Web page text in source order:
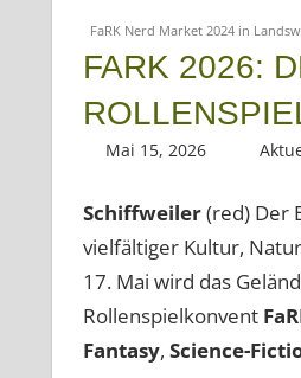
Dreiländereck
FaRK Nerd Market 2024 in
FARK 2026:
Mai 15, 2026
Schiffweiler(red) Der
vielfältiger Kultur,
17. Mai wird das
Rollenspielkonvent
Fantasy, Science-